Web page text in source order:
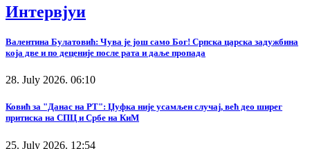
Интервјуи
Валентина Булатовић: Чува је још само Бог! Српска царска задужбина
која две и по деценије после рата и даље пропада
28. July 2026. 06:10
Ковић за "Данас на РТ": Џуфка није усамљен случај, већ део ширег
притиска на СПЦ и Србе на КиМ
25. July 2026. 12:54